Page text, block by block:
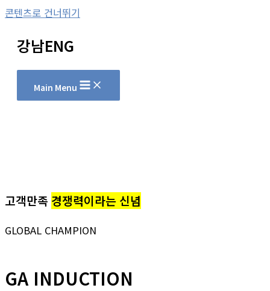
콘텐츠로 건너뛰기
강남ENG
Main Menu
고객만족 경쟁력이라는 신념
GLOBAL CHAMPION
GA INDUCTION